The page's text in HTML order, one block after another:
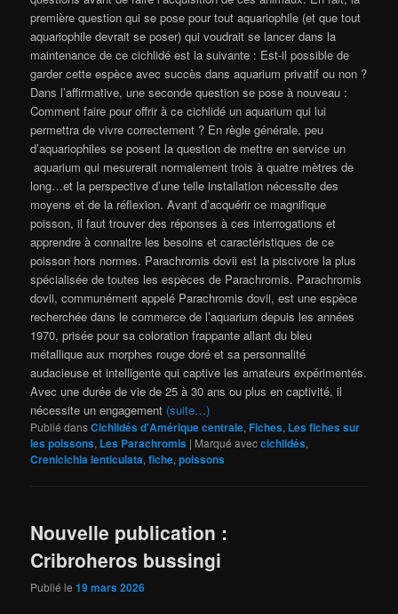
première question qui se pose pour tout aquariophile (et que tout
aquariophile devrait se poser) qui voudrait se lancer dans la
maintenance de ce cichlidé est la suivante : Est-il possible de
garder cette espèce avec succès dans aquarium privatif ou non ?
Dans l’affirmative, une seconde question se pose à nouveau :
Comment faire pour offrir à ce cichlidé un aquarium qui lui
permettra de vivre correctement ? En règle générale, peu
d’aquariophiles se posent la question de mettre en service un
aquarium qui mesurerait normalement trois à quatre mètres de
long…et la perspective d’une telle installation nécessite des
moyens et de la réflexion. Avant d’acquérir ce magnifique
poisson, il faut trouver des réponses à ces interrogations et
apprendre à connaitre les besoins et caractéristiques de ce
poisson hors normes. Parachromis dovii est la piscivore la plus
spécialisée de toutes les espèces de Parachromis. Parachromis
dovii, communément appelé Parachromis dovii, est une espèce
recherchée dans le commerce de l’aquarium depuis les années
1970, prisée pour sa coloration frappante allant du bleu
métallique aux morphes rouge doré et sa personnalité
audacieuse et intelligente qui captive les amateurs expérimentés.
Avec une durée de vie de 25 à 30 ans ou plus en captivité, il
nécessite un engagement (suite…)
Publié dansCichlidés d'Amérique centrale,Fiches, Les fiches sur
les poissons, Les Parachromis | Marqué aveccichlidés,
Crenicichla lenticulata,fiche,poissons
Nouvelle publication :
Cribroheros bussingi
Publié le19 mars 2026